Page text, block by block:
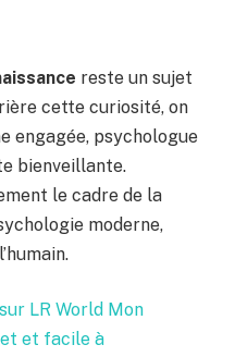
reste un sujet
cette curiosité, on
engagée, psychologue
bienveillante.
le cadre de la
moderne,
LR World Mon
et facile à